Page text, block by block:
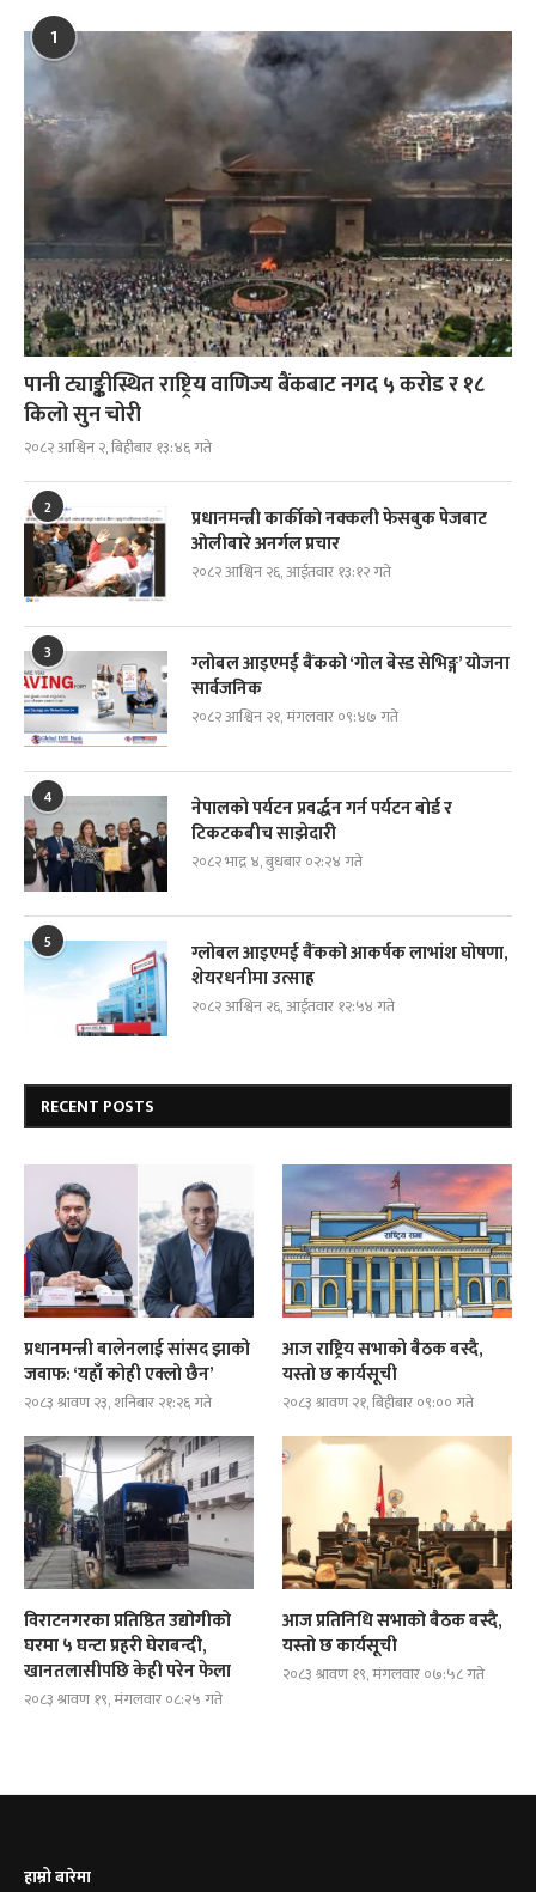
1
पानी ट्याङ्कीस्थित राष्ट्रिय वाणिज्य बैंकबाट नगद ५ करोड र १८
किलो सुन चोरी
२०८२ आश्विन २, बिहीबार १३:४६ गते
2
प्रधानमन्त्री कार्कीको नक्कली फेसबुक पेजबाट
ओलीबारे अनर्गल प्रचार
२०८२ आश्विन २६, आईतवार १३:१२ गते
3
ग्लोबल आइएमई बैंकको ‘गोल बेस्ड सेभिङ्ग’ योजना
सार्वजनिक
२०८२ आश्विन २१, मंगलवार ०९:४७ गते
4
नेपालको पर्यटन प्रवर्द्धन गर्न पर्यटन बोर्ड र
टिकटकबीच साझेदारी
२०८२ भाद्र ४, बुधबार ०२:२४ गते
5
ग्लोबल आइएमई बैंकको आकर्षक लाभांश घोषणा,
शेयरधनीमा उत्साह
२०८२ आश्विन २६, आईतवार १२:५४ गते
RECENT POSTS
प्रधानमन्त्री बालेनलाई सांसद झाको
जवाफ: ‘यहाँ कोही एक्लो छैन’
२०८३ श्रावण २३, शनिबार २१:२६ गते
आज राष्ट्रिय सभाको बैठक बस्दै,
यस्तो छ कार्यसूची
२०८३ श्रावण २१, बिहीबार ०९:०० गते
विराटनगरका प्रतिष्ठित उद्योगीको
घरमा ५ घन्टा प्रहरी घेराबन्दी,
खानतलासीपछि केही परेन फेला
२०८३ श्रावण १९, मंगलवार ०८:२५ गते
आज प्रतिनिधि सभाको बैठक बस्दै,
यस्तो छ कार्यसूची
२०८३ श्रावण १९, मंगलवार ०७:५८ गते
हाम्रो बारेमा